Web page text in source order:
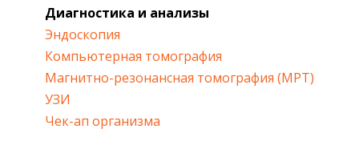
Диагностика и анализы
Эндоскопия
Компьютерная томография
Магнитно-резонансная томография (МРТ)
УЗИ
Чек-ап организма